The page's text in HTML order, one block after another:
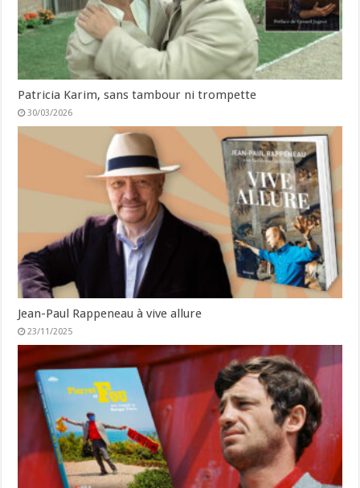
Patricia Karim, sans tambour ni trompette
30/03/2026
Jean-Paul Rappeneau à vive allure
23/11/2025